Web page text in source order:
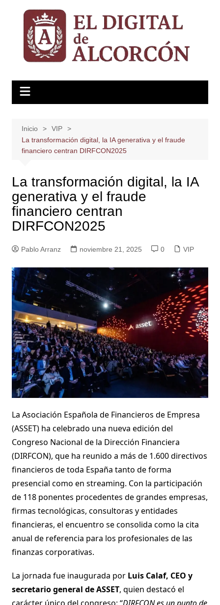
contenido
Inicio
VIP
La transformación digital, la IA generativa y el fraude
financiero centran DIRFCON2025
La transformación digital, la IA
generativa y el fraude
financiero centran
DIRFCON2025
Pablo Arranz noviembre 21, 2025 0 VIP
La Asociación Española de Financieros de Empresa
(ASSET) ha celebrado una nueva edición del
Congreso Nacional de la Dirección Financiera
(DIRFCON), que ha reunido a más de 1.600 directivos
financieros de toda España tanto de forma
presencial como en streaming. Con la participación
de 118 ponentes procedentes de grandes empresas,
firmas tecnológicas, consultoras y entidades
financieras, el encuentro se consolida como la cita
anual de referencia para los profesionales de las
finanzas corporativas.
La jornada fue inaugurada por Luis Calaf, CEO y
secretario general de ASSET, quien destacó el